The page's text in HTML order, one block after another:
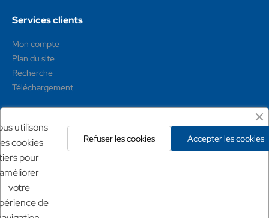
Services clients
Mon compte
Plan du site
Recherche
Téléchargement
Conditions générales
Mentions légales
Politique de confidentialité
Politique de retour
utilisons
cookies
pour
votre
de
Accepter les cookies
Refuser les cookies